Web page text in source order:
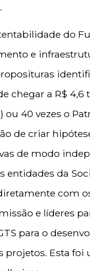
do
e
chegar a R$ 4,6
ou 40 vezes o
de criar
de modo
entidades da
com
e líderes
para o
projetos. Esta